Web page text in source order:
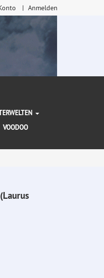
Anmelden
VOODOO